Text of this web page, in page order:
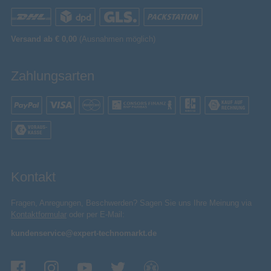
Eingebautes Mikrofon
Integrierte Kamera
Herzfrequenzmonitor
Beschleunigungsmesser
Netzwerk
GLONASS
Mobile Netzwerkverbindung
(QZSS)
Versand ab € 0,00 (Ausnahmen möglich)
Zahlungsarten
Kontakt
Fragen, Anregungen, Beschwerden? Sagen Sie uns Ihre Meinung via
Kontaktformular oder per E-Mail:
kundenservice@expert-technomarkt.de